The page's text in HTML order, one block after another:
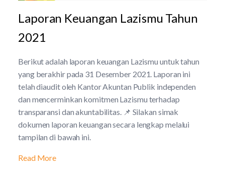
Laporan Keuangan Lazismu Tahun
2021
Berikut adalah laporan keuangan Lazismu untuk tahun
yang berakhir pada 31 Desember 2021. Laporan ini
telah diaudit oleh Kantor Akuntan Publik independen
dan mencerminkan komitmen Lazismu terhadap
transparansi dan akuntabilitas. 📌 Silakan simak
dokumen laporan keuangan secara lengkap melalui
tampilan di bawah ini.
Read More